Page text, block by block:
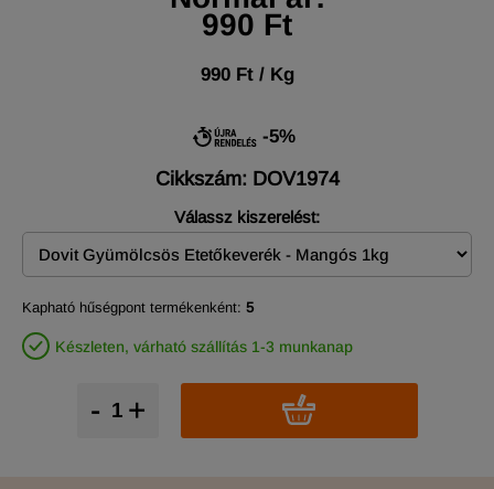
990 Ft
990 Ft / Kg
-5%
Cikkszám: DOV1974
Válassz kiszerelést:
Kapható hűségpont termékenként: 5
Készleten, várható szállítás 1-3 munkanap
+
-